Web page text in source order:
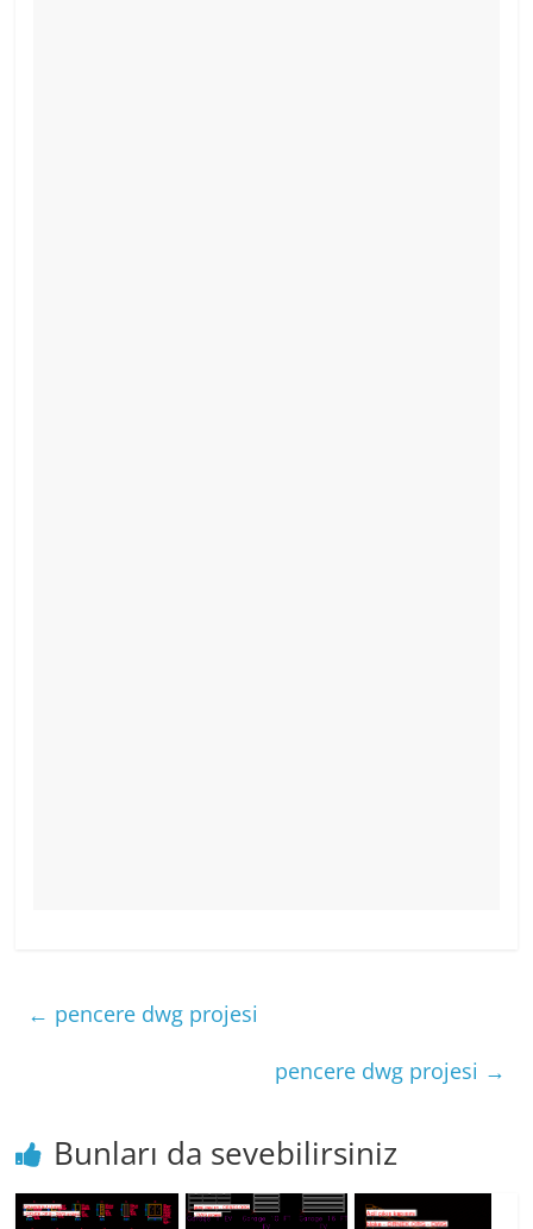
← pencere dwg projesi
pencere dwg projesi →
Bunları da sevebilirsiniz